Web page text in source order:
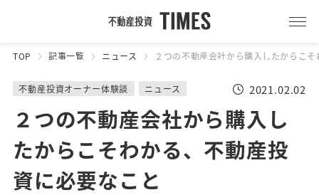
TOP 記事一覧 ニュース ２つの不動産会社から購入したからこ
不動産投資オーナー体験談 ニュース 2021.02.02
２つの不動産会社から購入し
たからこそわかる、不動産投
資に必要なこと